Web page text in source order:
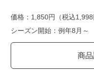
価格：1,850円（税込1,998
シーズン開始：例年8月～
商